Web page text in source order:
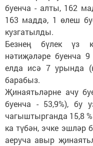
буенча - алты, 162
163 маддә, 1 өлеш
кузгатылды.
Безнең бүлек үз
нәтиҗәләре буенча
елда исә 7 урында
барабыз.
Җинаятьләрне ачу
буенча - 53,9%), бу
чагыштырганда 15,8
ка түбән, эчке эшләр
аеруча авыр